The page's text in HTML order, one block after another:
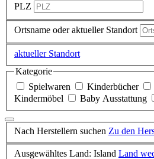
PLZ
Ortsname oder aktueller Standort
aktueller Standort
Kategorie
Spielwaren
Kinderbücher
Kindermöbel
Baby Ausstattung
Nach Herstellern suchen Zu den
Ausgewähltes Land: Island Land